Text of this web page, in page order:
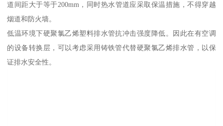
道间距大于等于200mm，同时热水管道应采取保温措施，不得穿越
烟道和防火墙。
低温环境下硬聚氯乙烯塑料排水管抗冲击强度降低。因此在有空调
的设备转换层，可以考虑采用铸铁管代替硬聚氯乙烯排水管，以保
证排水安全性。